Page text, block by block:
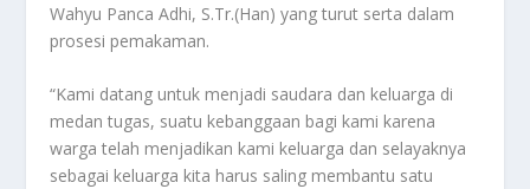
Wahyu Panca Adhi, S.Tr.(Han) yang turut serta dalam
prosesi pemakaman.
“Kami datang untuk menjadi saudara dan keluarga di
medan tugas, suatu kebanggaan bagi kami karena
warga telah menjadikan kami keluarga dan selayaknya
sebagai keluarga kita harus saling membantu satu